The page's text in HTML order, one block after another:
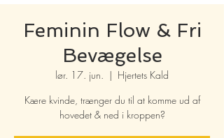
Feminin Flow & Fri
Bevægelse
lør. 17. jun.
  |
Hjertets Kald
Kære kvinde, trænger du til at komme ud af
hovedet & ned i kroppen?